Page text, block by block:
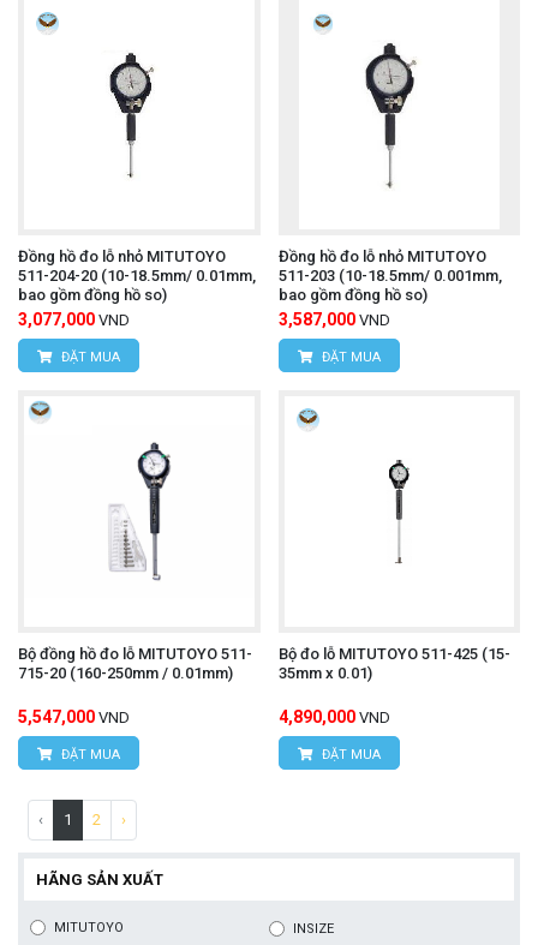
Đồng hồ đo lỗ nhỏ MITUTOYO
511-204-20 (10-18.5mm/ 0.01mm,
bao gồm đồng hồ so)
3,077,000 VND
ĐẶT MUA
Đồng hồ đo lỗ nhỏ MITUTOYO
511-203 (10-18.5mm/ 0.001mm,
bao gồm đồng hồ so)
3,587,000 VND
ĐẶT MUA
Bộ đồng hồ đo lỗ MITUTOYO 511-
715-20 (160-250mm / 0.01mm)
5,547,000 VND
ĐẶT MUA
Bộ đo lỗ MITUTOYO 511-425 (15-
35mm x 0.01)
4,890,000 VND
ĐẶT MUA
‹ 1 2 ›
HÃNG SẢN XUẤT
MITUTOYO
INSIZE